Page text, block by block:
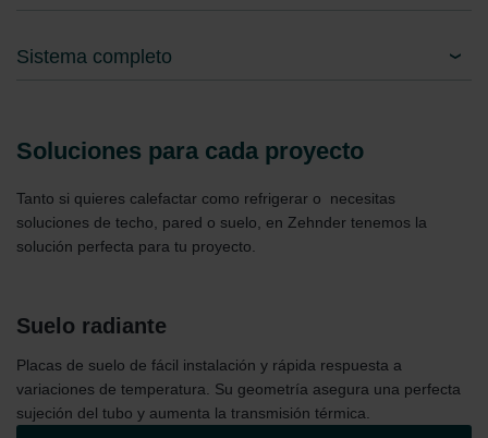
Sistema completo
Soluciones para cada proyecto
Tanto si quieres calefactar como refrigerar o necesitas
soluciones de techo, pared o suelo, en Zehnder tenemos la
solución perfecta para tu proyecto.
Suelo radiante
Placas de suelo de fácil instalación y rápida respuesta a
variaciones de temperatura. Su geometría asegura una perfecta
sujeción del tubo y aumenta la transmisión térmica.